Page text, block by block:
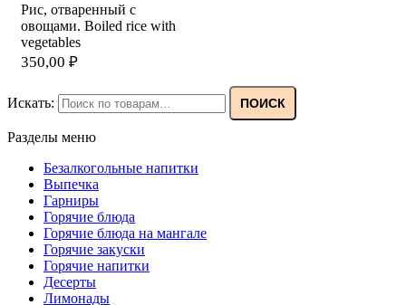
Рис, отваренный с
овощами. Boiled rice with
vegetables
350,00 ₽
Искать: ПОИСК
Разделы меню
Безалкогольные напитки
Выпечка
Гарниры
Горячие блюда
Горячие блюда на мангале
Горячие закуски
Горячие напитки
Десерты
Лимонады